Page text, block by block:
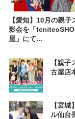
【愛知】10月の親子
影会を「
屋」にて...
【親
古屋店
【宮
ル仙台